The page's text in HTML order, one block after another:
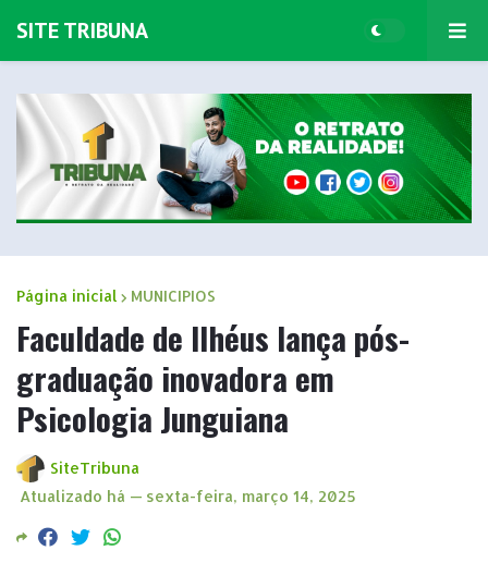
SITE TRIBUNA
Página inicial MUNICIPIOS
Faculdade de Ilhéus lança pós-
graduação inovadora em
Psicologia Junguiana
SiteTribuna
Atualizado há — sexta-feira, março 14, 2025